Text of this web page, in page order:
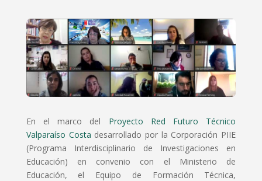
En el marco del Proyecto Red Futuro Técnico
Valparaíso Costa desarrollado por la Corporación PIIE
(Programa Interdisciplinario de Investigaciones en
Educación) en convenio con el Ministerio de
Educación, el Equipo de Formación Técnica,